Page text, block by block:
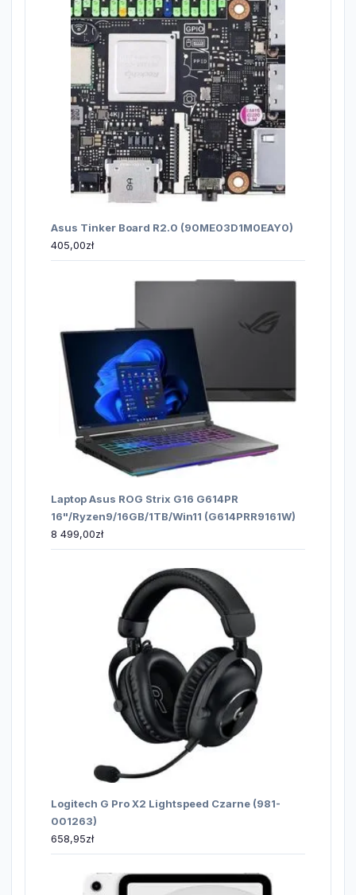
Asus Tinker Board R2.0 (90ME03D1M0EAY0)
405,00zł
Laptop Asus ROG Strix G16 G614PR
16"/Ryzen9/16GB/1TB/Win11 (G614PRR9161W)
8 499,00zł
Logitech G Pro X2 Lightspeed Czarne (981-
001263)
658,95zł